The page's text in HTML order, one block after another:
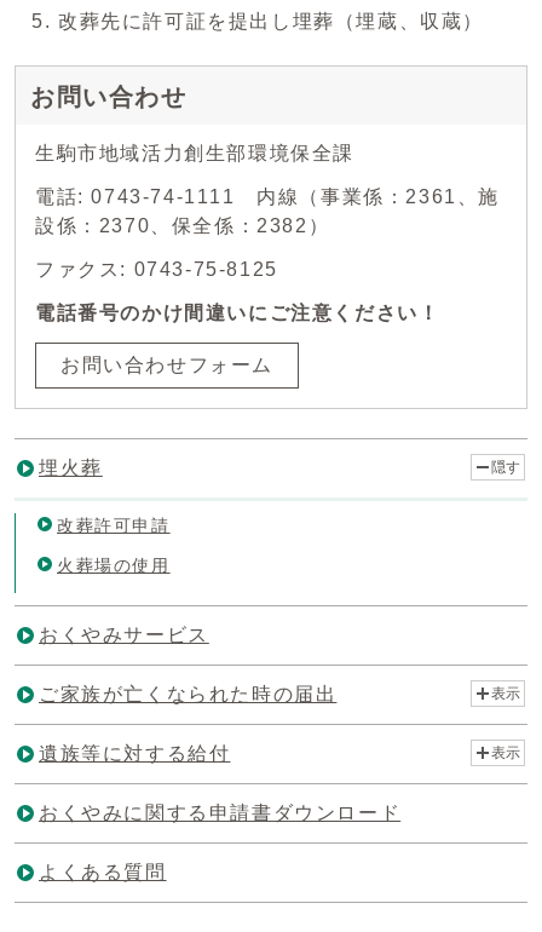
改葬先に許可証を提出し埋葬（埋蔵、収蔵）
お問い合わせ
生駒市地域活力創生部環境保全課
電話: 0743-74-1111 内線（事業係：2361、施
設係：2370、保全係：2382）
ファクス: 0743-75-8125
電話番号のかけ間違いにご注意ください！
お問い合わせフォーム
埋火葬 隠す
改葬許可申請
火葬場の使用
おくやみサービス
ご家族が亡くなられた時の届出 表示
遺族等に対する給付 表示
おくやみに関する申請書ダウンロード
よくある質問